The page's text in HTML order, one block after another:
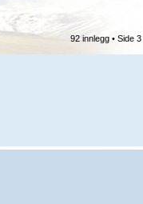
92 innlegg •Side3